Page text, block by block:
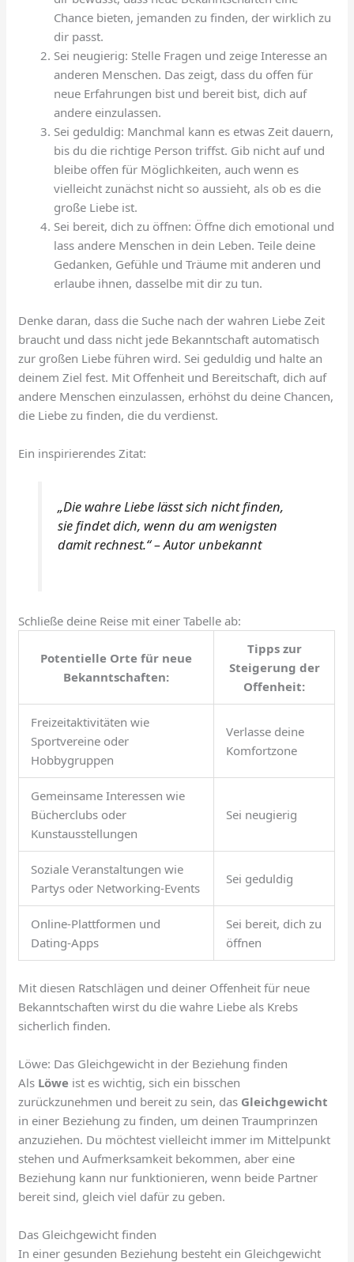
Chance bieten, jemanden zu finden, der wirklich zu
dir passt.
Sei neugierig: Stelle Fragen und zeige Interesse an
anderen Menschen. Das zeigt, dass du offen für
neue Erfahrungen bist und bereit bist, dich auf
andere einzulassen.
Sei geduldig: Manchmal kann es etwas Zeit dauern,
bis du die richtige Person triffst. Gib nicht auf und
bleibe offen für Möglichkeiten, auch wenn es
vielleicht zunächst nicht so aussieht, als ob es die
große Liebe ist.
Sei bereit, dich zu öffnen: Öffne dich emotional und
lass andere Menschen in dein Leben. Teile deine
Gedanken, Gefühle und Träume mit anderen und
erlaube ihnen, dasselbe mit dir zu tun.
Denke daran, dass die Suche nach der wahren Liebe Zeit
braucht und dass nicht jede Bekanntschaft automatisch
zur großen Liebe führen wird. Sei geduldig und halte an
deinem Ziel fest. Mit Offenheit und Bereitschaft, dich auf
andere Menschen einzulassen, erhöhst du deine Chancen,
die Liebe zu finden, die du verdienst.
Ein inspirierendes Zitat:
„Die wahre Liebe lässt sich nicht finden,
sie findet dich, wenn du am wenigsten
damit rechnest.“ – Autor unbekannt
Schließe deine Reise mit einer Tabelle ab:
Potentielle Orte für neue
Bekanntschaften:
Tipps zur
Steigerung der
Offenheit:
Freizeitaktivitäten wie
Sportvereine oder
Hobbygruppen
Verlasse deine
Komfortzone
Gemeinsame Interessen wie
Bücherclubs oder
Kunstausstellungen
Sei neugierig
Soziale Veranstaltungen wie
Partys oder Networking-Events
Sei geduldig
Online-Plattformen und
Dating-Apps
Sei bereit, dich zu
öffnen
Mit diesen Ratschlägen und deiner Offenheit für neue
Bekanntschaften wirst du die wahre Liebe als Krebs
sicherlich finden.
Löwe: Das Gleichgewicht in der Beziehung finden
Als Löwe ist es wichtig, sich ein bisschen
zurückzunehmen und bereit zu sein, das Gleichgewicht
in einer Beziehung zu finden, um deinen Traumprinzen
anzuziehen. Du möchtest vielleicht immer im Mittelpunkt
stehen und Aufmerksamkeit bekommen, aber eine
Beziehung kann nur funktionieren, wenn beide Partner
bereit sind, gleich viel dafür zu geben.
Das Gleichgewicht finden
In einer gesunden Beziehung besteht ein Gleichgewicht